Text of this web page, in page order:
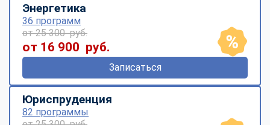
Энергетика
36 программ
от 25 300 руб.
от 16 900 руб.
Записаться
Юриспруденция
82 программы